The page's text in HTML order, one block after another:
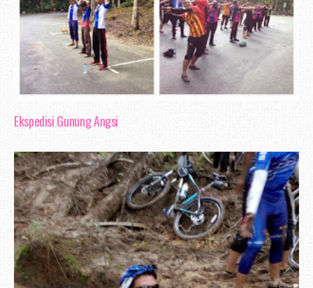
Ekspedisi Gunung Angsi